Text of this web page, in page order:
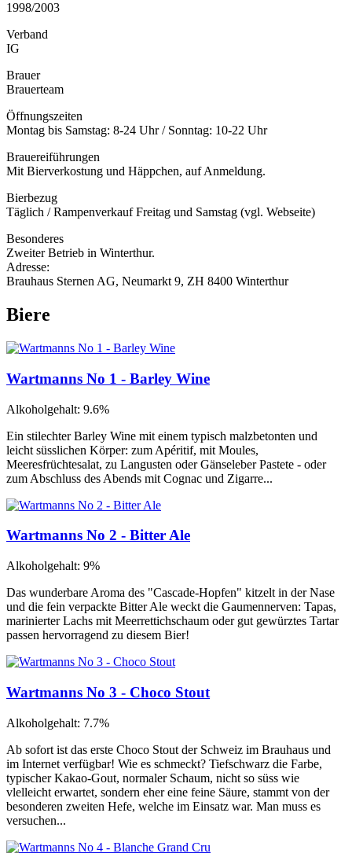
1998/2003
Verband
IG
Brauer
Brauerteam
Öffnungszeiten
Montag bis Samstag: 8-24 Uhr / Sonntag: 10-22 Uhr
Brauereiführungen
Mit Bierverkostung und Häppchen, auf Anmeldung.
Bierbezug
Täglich / Rampenverkauf Freitag und Samstag (vgl. Webseite)
Besonderes
Zweiter Betrieb in Winterthur.
Adresse:
Brauhaus Sternen AG, Neumarkt 9, ZH 8400 Winterthur
Biere
Wartmanns No 1 - Barley Wine
Alkoholgehalt: 9.6%
Ein stilechter Barley Wine mit einem typisch malzbetonten und
leicht süsslichen Körper: zum Apéritif, mit Moules,
Meeresfrüchtesalat, zu Langusten oder Gänseleber Pastete - oder
zum Abschluss des Abends mit Cognac und Zigarre...
Wartmanns No 2 - Bitter Ale
Alkoholgehalt: 9%
Das wunderbare Aroma des "Cascade-Hopfen" kitzelt in der Nase
und die fein verpackte Bitter Ale weckt die Gaumennerven: Tapas,
marinierter Lachs mit Meerrettichschaum oder gut gewürztes Tartar
passen hervorragend zu diesem Bier!
Wartmanns No 3 - Choco Stout
Alkoholgehalt: 7.7%
Ab sofort ist das erste Choco Stout der Schweiz im Brauhaus und
im Internet verfügbar! Wie es schmeckt? Tiefschwarz die Farbe,
typischer Kakao-Gout, normaler Schaum, nicht so süss wie
vlelleicht erwartet, sondern eher eine feine Säure, stammt von der
besonderen zweiten Hefe, welche im Einsatz war. Man muss es
versuchen...